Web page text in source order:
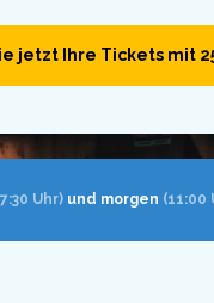
jetzt Ihre Tickets mit
Uhr) und morgen (11:00